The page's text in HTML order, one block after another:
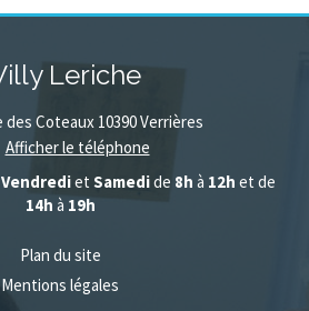
Leriche
des Coteaux 10390Verrières
Afficher le téléphone
Vendrediet Samedide 8h à 12h et de
14h à 19h
Plan du site
Mentions légales